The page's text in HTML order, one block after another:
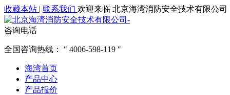
收藏本站 | 联系我们 欢迎来临 北京海湾消防安全技术有限公司
咨询电话
全国咨询热线： 4006-598-119
海湾首页
产品中心
产品报价